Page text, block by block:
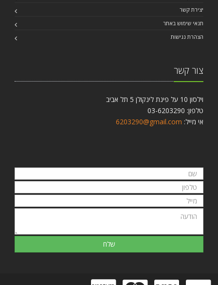
יצירת קשר
תנאי שימוש באתר
הצהרת נגישות
צור קשר
וילסון 10 על פינת לינקולן 5 תל אביב
טלפון: 03-6203290
אי מייל: 6203290@gmail.com